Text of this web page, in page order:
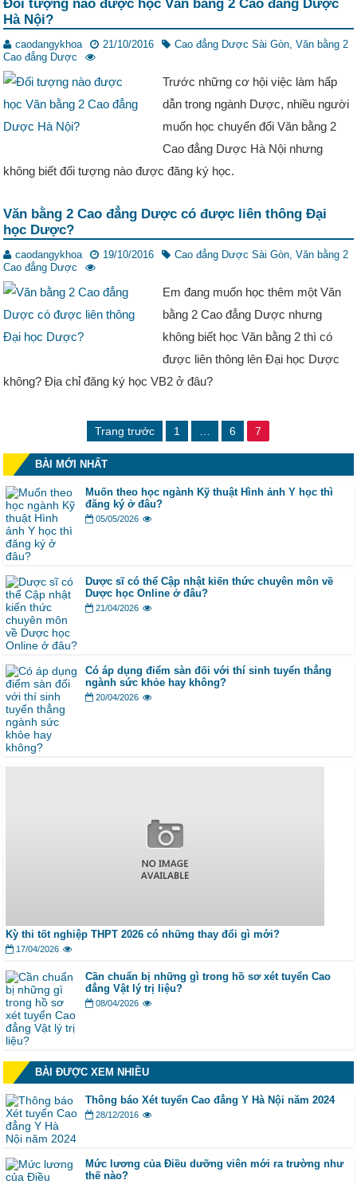
Đối tượng nào được học Văn bằng 2 Cao đẳng Dược
Hà Nội?
caodangykhoa 21/10/2016 Cao đẳng Dược Sài Gòn ,Văn bằng 2
Cao đẳng Dược
Trước những cơ hội việc làm hấp
dẫn trong ngành Dược, nhiều người
muốn học chuyển đổi Văn bằng 2
Cao đẳng Dược Hà Nội nhưng
không biết đối tượng nào được đăng ký học.
Văn bằng 2 Cao đẳng Dược có được liên thông Đại
học Dược?
caodangykhoa 19/10/2016 Cao đẳng Dược Sài Gòn ,Văn bằng 2
Cao đẳng Dược
Em đang muốn học thêm một Văn
bằng 2 Cao đẳng Dược nhưng
không biết học Văn bằng 2 thì có
được liên thông lên Đại học Dược
không? Địa chỉ đăng ký học VB2 ở đâu?
Trang trước 1 6 7
BÀI MỚI NHẤT
Muốn theo học ngành Kỹ thuật Hình ảnh Y học thì
đăng ký ở đâu?
05/05/2026
Dược sĩ có thể Cập nhật kiến thức chuyên môn về
Dược học Online ở đâu?
21/04/2026
Có áp dụng điểm sàn đối với thí sinh tuyển thẳng
ngành sức khỏe hay không?
20/04/2026
Kỳ thi tốt nghiệp THPT 2026 có những thay đổi gì mới?
17/04/2026
Cần chuẩn bị những gì trong hồ sơ xét tuyển Cao
đẳng Vật lý trị liệu?
08/04/2026
BÀI ĐƯỢC XEM NHIỀU
Thông báo Xét tuyển Cao đẳng Y Hà Nội năm 2024
28/12/2016
Mức lương của Điều dưỡng viên mới ra trường như
thế nào?